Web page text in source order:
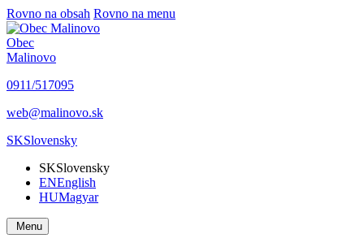
Rovno na obsah Rovno na menu
Obec
Malinovo
0911/517095
web@malinovo.sk
SKSlovensky
SKSlovensky
ENEnglish
HUMagyar
Menu